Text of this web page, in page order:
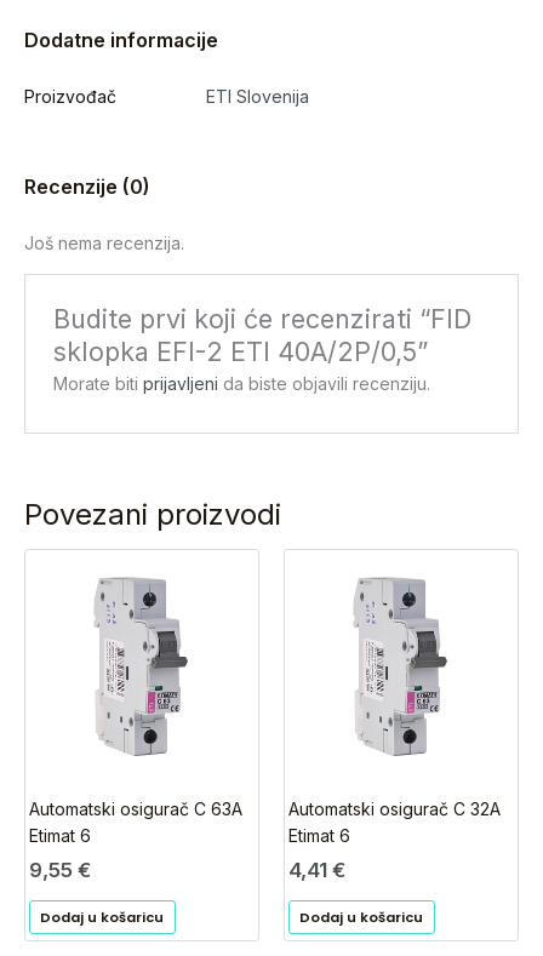
Dodatne informacije
Proizvođač ETI Slovenija
Recenzije (0)
Još nema recenzija.
Budite prvi koji će recenzirati “FID
sklopka EFI-2 ETI 40A/2P/0,5”
Morate bitiprijavljeni da biste objavili recenziju.
Povezani proizvodi
Automatski osigurač C 63A
Etimat 6
9,55 €
Dodaj u košaricu
Automatski osigurač C 32A
Etimat 6
4,41 €
Dodaj u košaricu